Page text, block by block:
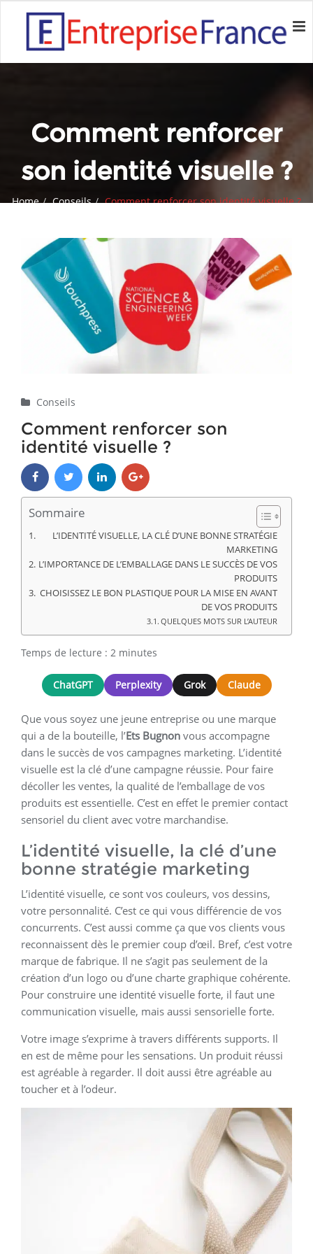
Comment renforcer
son identité visuelle ?
Home Conseils Comment renforcer son identité visuelle ?
Conseils
Comment renforcer son
identité visuelle ?
Sommaire
L’IDENTITÉ VISUELLE, LA CLÉ D’UNE BONNE STRATÉGIE
MARKETING
L’IMPORTANCE DE L’EMBALLAGE DANS LE SUCCÈS DE VOS
PRODUITS
CHOISISSEZ LE BON PLASTIQUE POUR LA MISE EN AVANT
DE VOS PRODUITS
QUELQUES MOTS SUR L’AUTEUR
Temps de lecture : 2 minutes
ChatGPT Perplexity Grok Claude
Que vous soyez une jeune entreprise ou une marque
qui a de la bouteille, l’Ets Bugnon vous accompagne
dans le succès de vos campagnes marketing. L’identité
visuelle est la clé d’une campagne réussie. Pour faire
décoller les ventes, la qualité de l’emballage de vos
produits est essentielle. C’est en effet le premier contact
sensoriel du client avec votre marchandise.
L’identité visuelle, la clé d’une
bonne stratégie marketing
L’identité visuelle, ce sont vos couleurs, vos dessins,
votre personnalité. C’est ce qui vous différencie de vos
concurrents. C’est aussi comme ça que vos clients vous
reconnaissent dès le premier coup d’œil. Bref, c’est votre
marque de fabrique. Il ne s’agit pas seulement de la
création d’un logo ou d’une charte graphique cohérente.
Pour construire une identité visuelle forte, il faut une
communication visuelle, mais aussi sensorielle forte.
Votre image s’exprime à travers différents supports. Il
en est de même pour les sensations. Un produit réussi
est agréable à regarder. Il doit aussi être agréable au
toucher et à l’odeur.